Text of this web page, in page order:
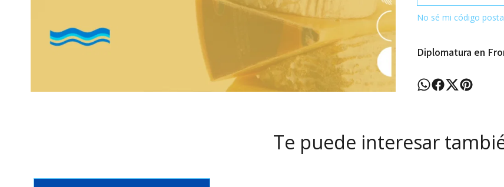
No sé mi código
Diplomatura en
Te puede interesar